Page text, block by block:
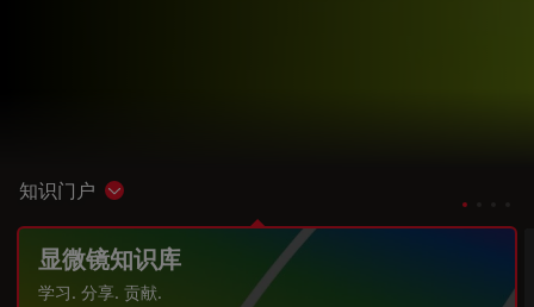
知识门户 Show subnavigation
显微镜知识库
学习. 分享. 贡献.